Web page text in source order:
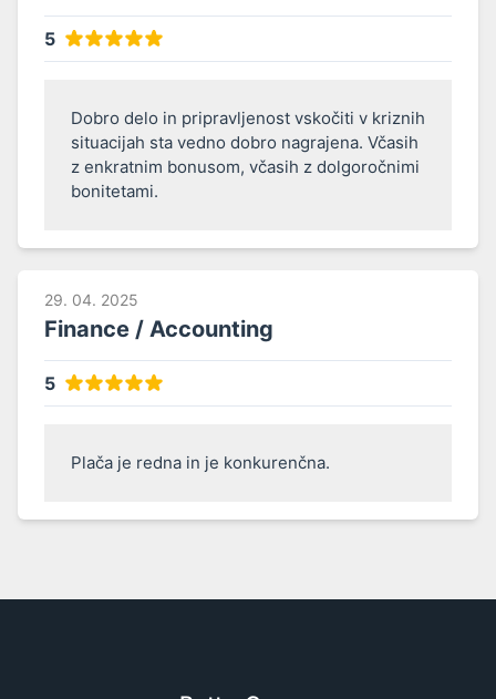
5
Dobro delo in pripravljenost vskočiti v kriznih
situacijah sta vedno dobro nagrajena. Včasih
z enkratnim bonusom, včasih z dolgoročnimi
bonitetami.
29. 04. 2025
Finance / Accounting
5
Plača je redna in je konkurenčna.